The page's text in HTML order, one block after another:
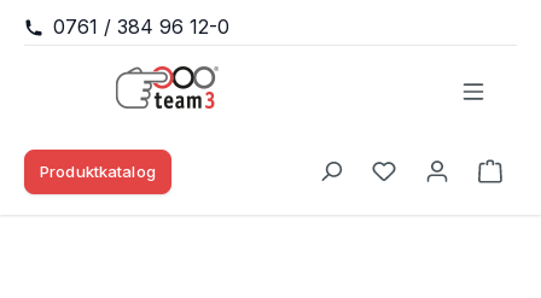
Zum Hauptinhalt springen
0761 / 384 96 12-0
Produktkatalog
Du hast 0